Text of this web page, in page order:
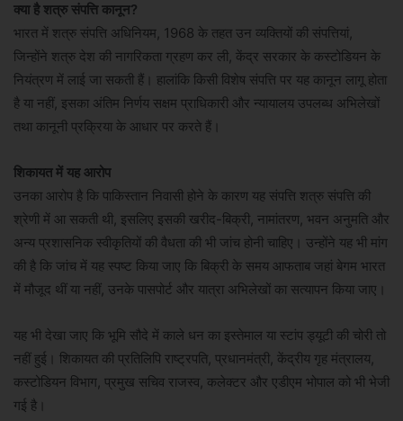
क्या है शत्रु संपत्ति कानून?
भारत में शत्रु संपत्ति अधिनियम, 1968 के तहत उन व्यक्तियों की संपत्तियां,
जिन्होंने शत्रु देश की नागरिकता ग्रहण कर ली, केंद्र सरकार के कस्टोडियन के
नियंत्रण में लाई जा सकती हैं। हालांकि किसी विशेष संपत्ति पर यह कानून लागू होता
है या नहीं, इसका अंतिम निर्णय सक्षम प्राधिकारी और न्यायालय उपलब्ध अभिलेखों
तथा कानूनी प्रक्रिया के आधार पर करते हैं।
शिकायत में यह आरोप
उनका आरोप है कि पाकिस्तान निवासी होने के कारण यह संपत्ति शत्रु संपत्ति की
श्रेणी में आ सकती थी, इसलिए इसकी खरीद-बिक्री, नामांतरण, भवन अनुमति और
अन्य प्रशासनिक स्वीकृतियों की वैधता की भी जांच होनी चाहिए। उन्होंने यह भी मांग
की है कि जांच में यह स्पष्ट किया जाए कि बिक्री के समय आफताब जहां बेगम भारत
में मौजूद थीं या नहीं, उनके पासपोर्ट और यात्रा अभिलेखों का सत्यापन किया जाए।
यह भी देखा जाए कि भूमि सौदे में काले धन का इस्तेमाल या स्टांप ड्यूटी की चोरी तो
नहीं हुई। शिकायत की प्रतिलिपि राष्ट्रपति, प्रधानमंत्री, केंद्रीय गृह मंत्रालय,
कस्टोडियन विभाग, प्रमुख सचिव राजस्व, कलेक्टर और एडीएम भोपाल को भी भेजी
गई है।